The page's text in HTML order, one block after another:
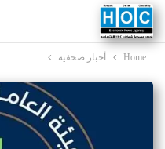
Home أخبار صحفية